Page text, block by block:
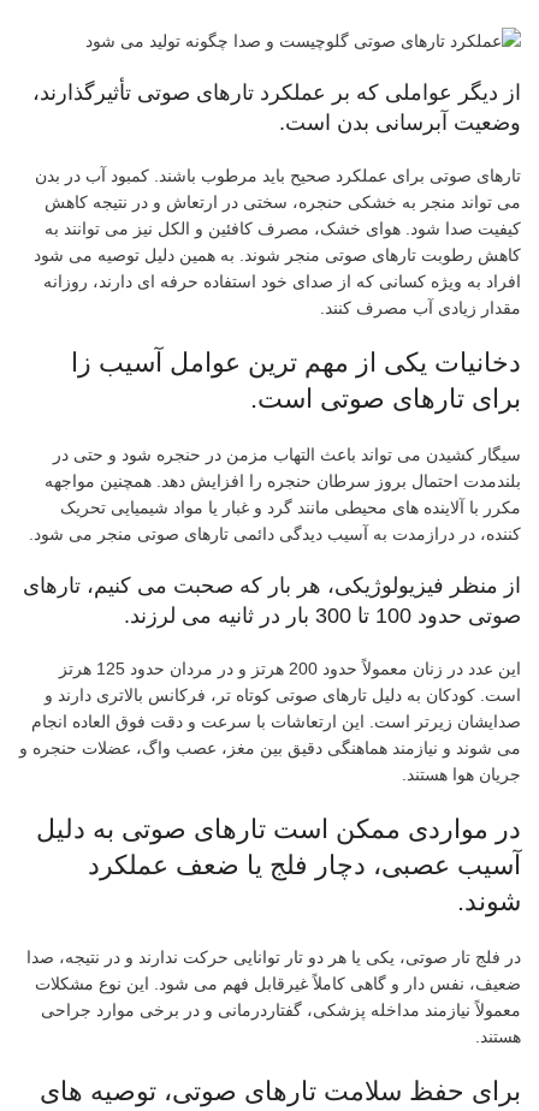
از دیگر عواملی که بر عملکرد تارهای صوتی تأثیرگذارند،
وضعیت آبرسانی بدن است.
تارهای صوتی برای عملکرد صحیح باید مرطوب باشند. کمبود آب در بدن
می تواند منجر به خشکی حنجره، سختی در ارتعاش و در نتیجه کاهش
کیفیت صدا شود. هوای خشک، مصرف کافئین و الکل نیز می توانند به
کاهش رطوبت تارهای صوتی منجر شوند. به همین دلیل توصیه می شود
افراد به ویژه کسانی که از صدای خود استفاده حرفه ای دارند، روزانه
مقدار زیادی آب مصرف کنند.
دخانیات یکی از مهم ترین عوامل آسیب زا
برای تارهای صوتی است.
سیگار کشیدن می تواند باعث التهاب مزمن در حنجره شود و حتی در
بلندمدت احتمال بروز سرطان حنجره را افزایش دهد. همچنین مواجهه
مکرر با آلاینده های محیطی مانند گرد و غبار یا مواد شیمیایی تحریک
کننده، در درازمدت به آسیب دیدگی دائمی تارهای صوتی منجر می شود.
از منظر فیزیولوژیکی، هر بار که صحبت می کنیم، تارهای
صوتی حدود 100 تا 300 بار در ثانیه می لرزند.
این عدد در زنان معمولاً حدود 200 هرتز و در مردان حدود 125 هرتز
است. کودکان به دلیل تارهای صوتی کوتاه تر، فرکانس بالاتری دارند و
صدایشان زیرتر است. این ارتعاشات با سرعت و دقت فوق العاده انجام
می شوند و نیازمند هماهنگی دقیق بین مغز، عصب واگ، عضلات حنجره و
جریان هوا هستند.
در مواردی ممکن است تارهای صوتی به دلیل
آسیب عصبی، دچار فلج یا ضعف عملکرد
شوند.
در فلج تار صوتی، یکی یا هر دو تار توانایی حرکت ندارند و در نتیجه، صدا
ضعیف، نفس دار و گاهی کاملاً غیرقابل فهم می شود. این نوع مشکلات
معمولاً نیازمند مداخله پزشکی، گفتاردرمانی و در برخی موارد جراحی
هستند.
برای حفظ سلامت تارهای صوتی، توصیه های